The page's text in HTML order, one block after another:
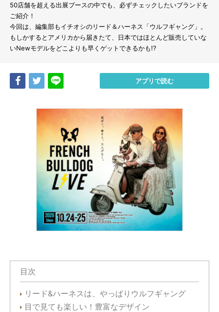
50店舗を超える出展ブースの中でも、必ずチェックしたいブランドを
ご紹介！
今回は、編集部もイチオシのリード＆ハーネス「ウルフギャング」。
もしかするとアメリカから届きたて、日本ではほとんど販売していな
いNewモデルをどこよりも早くゲットできるかも!?
Share Tweet アプリで読む
目次
リード&ハーネスは、やっぱりウルフギャング
目で見ても楽しい！豊富なデザイン